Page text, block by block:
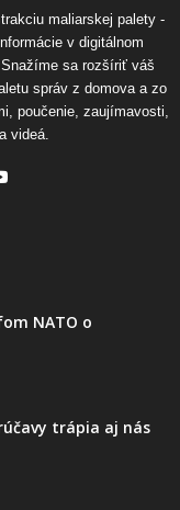
maliarskej palety -
v digitálnom
sa rozšíriť váš
správ z domova a zo
poučenie, zaujímavosti,
videá.
NATO o
trápia aj nás